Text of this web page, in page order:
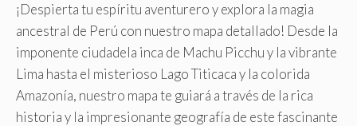
¡Despierta tu espíritu aventurero y explora la magia
ancestral de Perú con nuestro mapa detallado! Desde la
imponente ciudadela inca de Machu Picchu y la vibrante
Lima hasta el misterioso Lago Titicaca y la colorida
Amazonía, nuestro mapa te guiará a través de la rica
historia y la impresionante geografía de este fascinante